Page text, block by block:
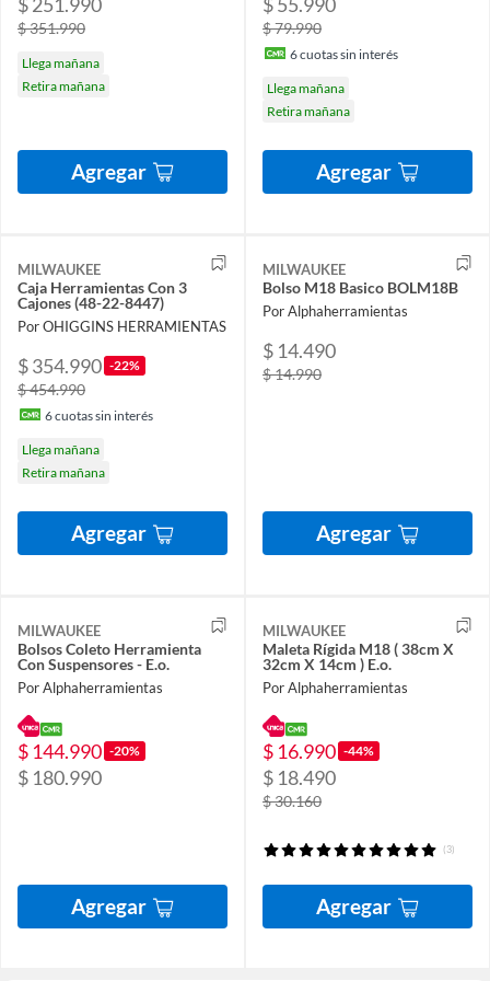
$ 351.990
Llega mañana
Retira mañana
Agregar
$ 79.990
6cuotas sin interés
Llega mañana
Retira mañana
Agregar
MILWAUKEE
Caja Herramientas Con 3
Cajones (48-22-8447)
Por OHIGGINS HERRAMIENTAS
$ 354.990 -22%
$ 454.990
6cuotas sin interés
Llega mañana
Retira mañana
Agregar
MILWAUKEE
Bolso M18 Basico BOLM18B
Por Alphaherramientas
$ 14.490
$ 14.990
Agregar
MILWAUKEE
Bolsos Coleto Herramienta
Con Suspensores - E.o.
Por Alphaherramientas
$ 144.990 -20%
$ 180.990
Agregar
MILWAUKEE
Maleta Rígida M18 ( 38cm X
32cm X 14cm ) E.o.
Por Alphaherramientas
$ 16.990 -44%
$ 18.490
$ 30.160
(3)
Agregar